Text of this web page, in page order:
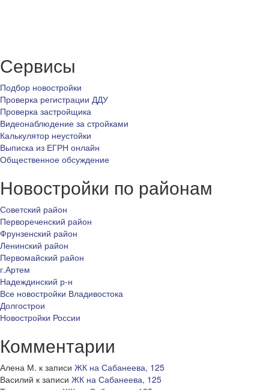
Сервисы
Подбор новостройки
Проверка регистрации ДДУ
Проверка застройщика
Видеонаблюдение за стройками
Калькулятор неустойки
Выписка из ЕГРН онлайн
Общественное обсуждение
Новостройки по районам
Советский район
Первореченский район
Фрунзенский район
Ленинский район
Первомайский район
г.Артем
Надеждинский р-н
Все новостройки Владивостока
Долгострои
Новостройки России
Комментарии
Алена М. к записи ЖК на Сабанеева, 125
Василий к записи ЖК на Сабанеева, 125